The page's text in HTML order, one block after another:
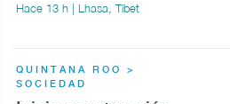
Hace 13 h | Lhasa, Tíbet
QUINTANA ROO >
SOCIEDAD